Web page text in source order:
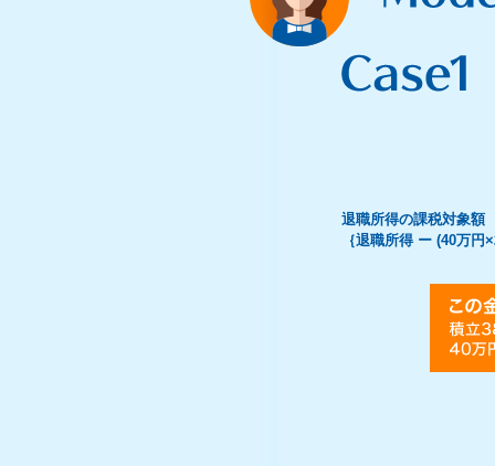
退職所得の課税対象額
｛退職所得 ー (40万